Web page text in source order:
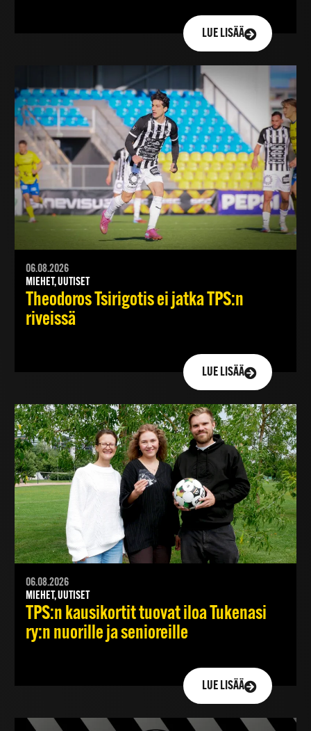
LUE LISÄÄ
06.08.2026
MIEHET, UUTISET
Theodoros Tsirigotis ei jatka TPS:n
riveissä
LUE LISÄÄ
06.08.2026
MIEHET, UUTISET
TPS:n kausikortit tuovat iloa Tukenasi
ry:n nuorille ja senioreille
LUE LISÄÄ